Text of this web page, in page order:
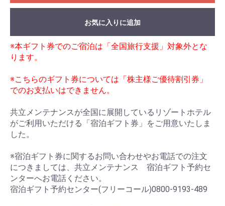
お気に入りに追加
※本ギフト券でのご宿泊は「全国旅行支援」対象外とな
ります。
※こちらのギフト券については「株主様ご優待割引券」
でのお支払いはできません。
共立メンテナンスが全国に展開しているリゾートホテル
がご利用いただける「宿泊ギフト券」をご用意いたしま
した。
※宿泊ギフト券に関するお問い合わせやお電話での注文
につきましては、共立メンテナンス 宿泊ギフト予約セ
ンターへお電話ください。
宿泊ギフト予約センター(フリーコール)0800-9193-489